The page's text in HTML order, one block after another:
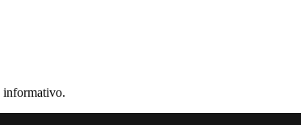
informativo.